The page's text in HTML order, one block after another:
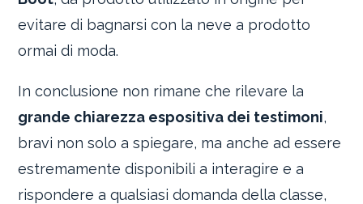
evitare di bagnarsi con la neve a prodotto
ormai di moda.
In conclusione non rimane che rilevare la
grande chiarezza espositiva dei testimoni,
bravi non solo a spiegare, ma anche ad essere
estremamente disponibili a interagire e a
rispondere a qualsiasi domanda della classe,